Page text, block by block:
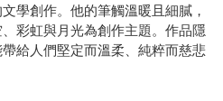
學創作。他的筆觸溫暖且細膩，
彩虹與月光為創作主題。作品隱
給人們堅定而溫柔、純粹而慈悲